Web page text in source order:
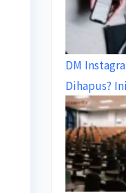
DM
Dihapus?